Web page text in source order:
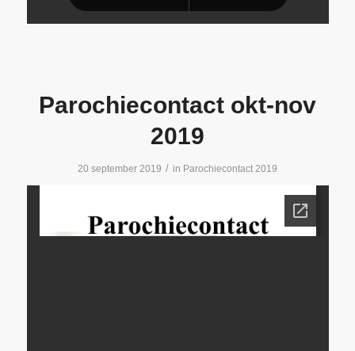
Parochiecontact okt-nov
2019
20 september 2019 / in Parochiecontact 2019